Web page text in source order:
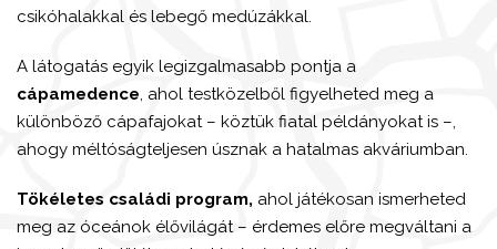
csikóhalakkal és lebegő medúzákkal.
A látogatás egyik legizgalmasabb pontja a
cápamedence , ahol testközelből figyelheted meg a
különböző cápafajokat – köztük fiatal példányokat is –,
ahogy méltóságteljesen úsznak a hatalmas akváriumban.
Tökéletes családi program, ahol játékosan ismerheted
meg az óceánok élővilágát – érdemes előre megváltani a